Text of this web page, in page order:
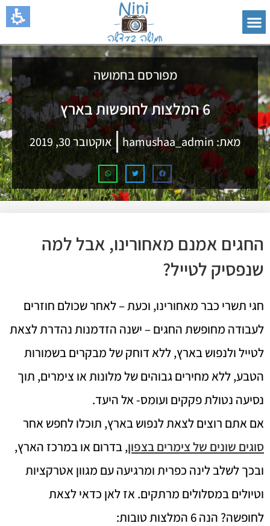
מפורסם בחמושה
6 המלצות לחופשות בארץ
מאת: אוקטובר 30, 2019
החגים אמנם מאחורינו, אבל למה
שנפסיק לטייל?
חגי תשרי כבר מאחורינו, וכעת – לאחר שכולם חוזרים
לעבודה מחופשת החגים – ישנה הזדמנות נהדרת לצאת
לטייל ולנפוש בארץ, ללא דוחק של מבקרים בשמורות
הטבע, ללא מחירים גבוהים של מלונות או צימרים, תוך
נסיעה נטולת פקקים ועומס- אל היעד.
אם אתם רוצים לצאת לנפוש בארץ, תוכלו לחפש אחר
סוגים שונים של צימרים בצפון, בדרום או במרכז הארץ,
ובכך לשלב לינה כפרית ומרגיעה עם מגוון אטרקציות
וטיולים במסלולים מרתקים. אז לאן כדאי לצאת
לחופשה? הנה 6 המלצות טובות: